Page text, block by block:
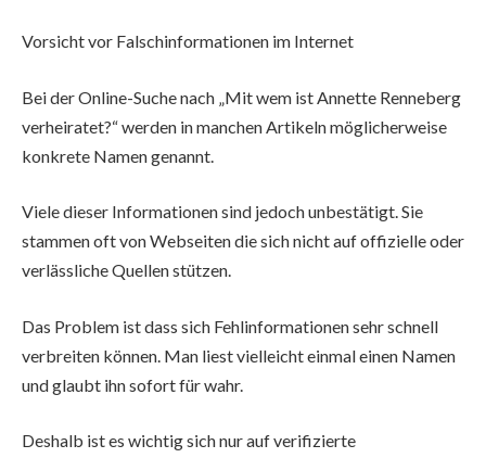
Vorsicht vor Falschinformationen im Internet
Bei der Online-Suche nach „Mit wem ist Annette Renneberg
verheiratet?“ werden in manchen Artikeln möglicherweise
konkrete Namen genannt.
Viele dieser Informationen sind jedoch unbestätigt. Sie
stammen oft von Webseiten die sich nicht auf offizielle oder
verlässliche Quellen stützen.
Das Problem ist dass sich Fehlinformationen sehr schnell
verbreiten können. Man liest vielleicht einmal einen Namen
und glaubt ihn sofort für wahr.
Deshalb ist es wichtig sich nur auf verifizierte